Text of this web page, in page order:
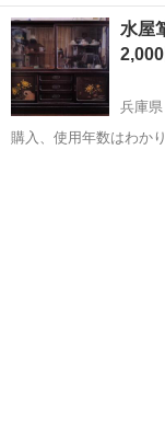
豆でのんびりライフ♪ ガラス部品の製造・加工/検査 【株式会社平山で
の正社員採用（無期雇用派遣）とな
たい」 「仕事も休みも
静岡 伊東市 そ
水屋
2,000
兵庫
購入、使用年数はわか